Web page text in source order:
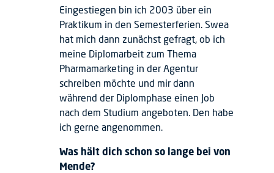
Eingestiegen bin ich 2003 über ein
Praktikum in den Semesterferien. Swea
hat mich dann zunächst gefragt, ob ich
meine Diplomarbeit zum Thema
Pharmamarketing in der Agentur
schreiben möchte und mir dann
während der Diplomphase einen Job
nach dem Studium angeboten. Den habe
ich gerne angenommen.
Was hält dich schon so lange bei von
Mende?